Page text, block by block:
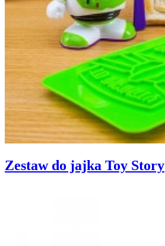
Zestaw do jajka Toy Story